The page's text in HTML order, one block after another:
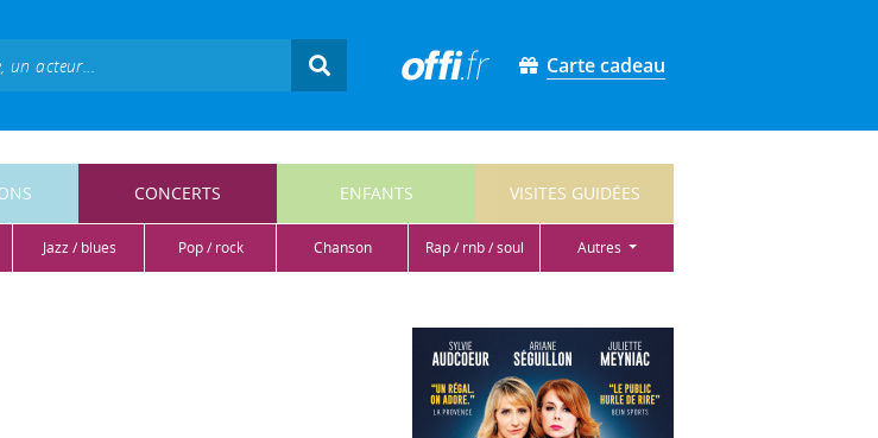
Carte cadeau
CONCERTS ENFANTS VISITES GUIDÉES
jazz / blues pop / rock chanson rap / rnb / soul autres